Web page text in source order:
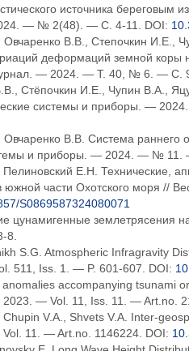
источника
— № 2(48). — С. 4-11. DOI:
В.В., Степочкин И.Е.,
деформаций земной
— 2024. — Т. 40, № 6. — С.
Стёпочкин И.Е., Чупин В.А.,
системы и приборы. —
В.В. Система раннего
и приборы. — 2024. — №
Е.Н. Технические,
южной части Охотского моря //
S0869587324080071
цунамигенные землетрясения
8.
S.G. Atmospheric Infragravity
511, Iss. 1. — P. 601-607. DOI:
accompanying tsunami
— Vol. 11, Iss. 11. — Art.no.
V.A., Shvets V.A. Inter-
11. — Art.no. 1146224. DOI: